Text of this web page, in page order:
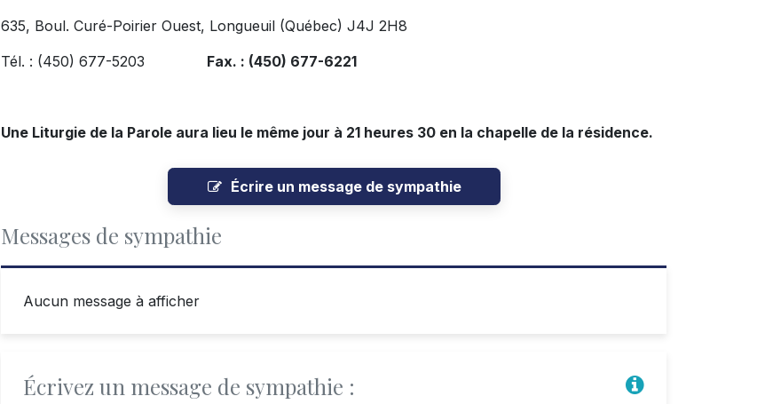
635, Boul. Curé-Poirier Ouest, Longueuil (Québec) J4J 2H8
Tél. : (450) 677-5203 Fax. : (450) 677-6221
Une Liturgie de la Parole aura lieu le même jour à 21 heures 30 en la chapelle de la résidence.
Écrire un message de sympathie
Messages de sympathie
Aucun message à afficher
Écrivez un message de sympathie :